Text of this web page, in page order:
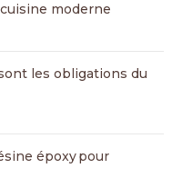
moderne
les obligations du
époxy pour